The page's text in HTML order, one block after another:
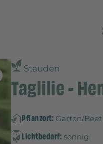
Stauden
Taglilie -
Pflanzort: Garten/Beet
Lichtbedarf: sonnig